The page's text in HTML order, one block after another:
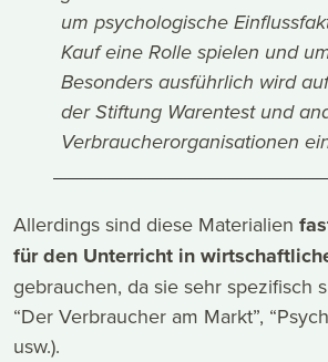
um psychologische
Kauf eine Rolle spielen und
Besonders ausführlich wird
der Stiftung Warentest und
Verbraucherorganisationen
Allerdings sind diese Materialien
für den Unterricht in
gebrauchen, da sie sehr spezifisch
“Der Verbraucher am Markt”,
usw.).